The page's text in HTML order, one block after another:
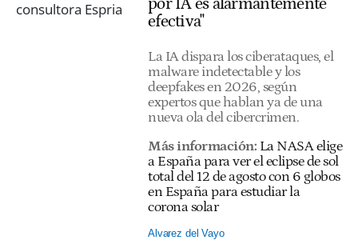
efectiva"
La IA dispara los ciberataques, el
malware indetectable y los
deepfakes en 2026, según
expertos que hablan ya de una
nueva ola del cibercrimen.
Más información: La NASA elige
a España para ver el eclipse de sol
total del 12 de agosto con 6 globos
en España para estudiar la
corona solar
Alvarez del Vayo